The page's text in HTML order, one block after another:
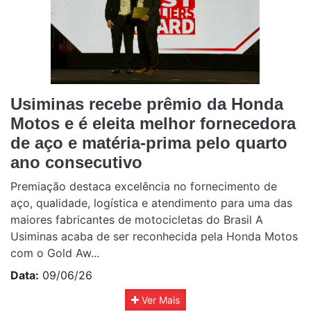
Usiminas recebe prêmio da Honda
Motos e é eleita melhor fornecedora
de aço e matéria-prima pelo quarto
ano consecutivo
Premiação destaca excelência no fornecimento de
aço, qualidade, logística e atendimento para uma das
maiores fabricantes de motocicletas do Brasil A
Usiminas acaba de ser reconhecida pela Honda Motos
com o Gold Aw...
Data: 09/06/26
Ver Mais